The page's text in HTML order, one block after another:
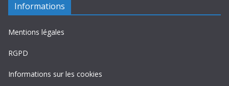
Informations
Mentions légales
RGPD
Informations sur les cookies